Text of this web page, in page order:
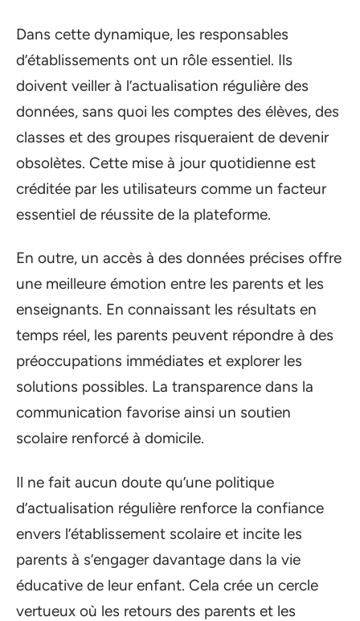
Dans cette dynamique, les responsables
d’établissements ont un rôle essentiel. Ils
doivent veiller à l’actualisation régulière des
données, sans quoi les comptes des élèves, des
classes et des groupes risqueraient de devenir
obsolètes. Cette mise à jour quotidienne est
créditée par les utilisateurs comme un facteur
essentiel de réussite de la plateforme.
En outre, un accès à des données précises offre
une meilleure émotion entre les parents et les
enseignants. En connaissant les résultats en
temps réel, les parents peuvent répondre à des
préoccupations immédiates et explorer les
solutions possibles. La transparence dans la
communication favorise ainsi un soutien
scolaire renforcé à domicile.
Il ne fait aucun doute qu’une politique
d’actualisation régulière renforce la confiance
envers l’établissement scolaire et incite les
parents à s’engager davantage dans la vie
éducative de leur enfant. Cela crée un cercle
vertueux où les retours des parents et les